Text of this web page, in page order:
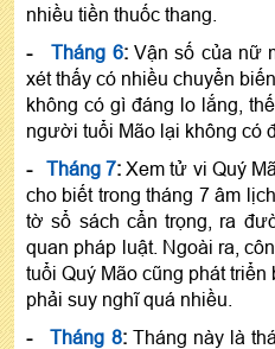
nhiều tiền thuốc thang.
-Tháng 6: Vận số của nữ
xét thấy có nhiều chuyển
không có gì đáng lo lắng,
người tuổi Mão lại không có
-Tháng 7:Xem tử vi Quý
cho biết trong tháng 7 âm
tờ sổ sách cẩn trọng, ra
quan pháp luật. Ngoài ra,
tuổi Quý Mão cũng phát
phải suy nghĩ quá nhiều.
-Tháng 8: Tháng này là